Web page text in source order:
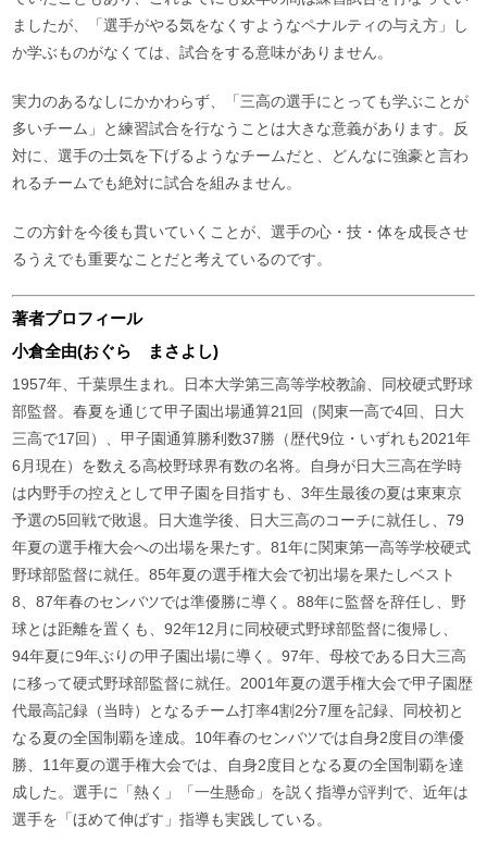
ましたが、「選手がやる気をなくすようなペナルティの与え方」し
か学ぶものがなくては、試合をする意味がありません。
実力のあるなしにかかわらず、「三高の選手にとっても学ぶことが
多いチーム」と練習試合を行なうことは大きな意義があります。反
対に、選手の士気を下げるようなチームだと、どんなに強豪と言わ
れるチームでも絶対に試合を組みません。
この方針を今後も貫いていくことが、選手の心・技・体を成長させ
るうえでも重要なことだと考えているのです。
著者プロフィール
小倉全由(おぐら まさよし)
1957年、千葉県生まれ。日本大学第三高等学校教諭、同校硬式野球
部監督。春夏を通じて甲子園出場通算21回（関東一高で4回、日大
三高で17回）、甲子園通算勝利数37勝（歴代9位・いずれも2021年
6月現在）を数える高校野球界有数の名将。自身が日大三高在学時
は内野手の控えとして甲子園を目指すも、3年生最後の夏は東東京
予選の5回戦で敗退。日大進学後、日大三高のコーチに就任し、79
年夏の選手権大会への出場を果たす。81年に関東第一高等学校硬式
野球部監督に就任。85年夏の選手権大会で初出場を果たしベスト
8、87年春のセンバツでは準優勝に導く。88年に監督を辞任し、野
球とは距離を置くも、92年12月に同校硬式野球部監督に復帰し、
94年夏に9年ぶりの甲子園出場に導く。97年、母校である日大三高
に移って硬式野球部監督に就任。2001年夏の選手権大会で甲子園歴
代最高記録（当時）となるチーム打率4割2分7厘を記録、同校初と
なる夏の全国制覇を達成。10年春のセンバツでは自身2度目の準優
勝、11年夏の選手権大会では、自身2度目となる夏の全国制覇を達
成した。選手に「熱く」「一生懸命」を説く指導が評判で、近年は
選手を「ほめて伸ばす」指導も実践している。